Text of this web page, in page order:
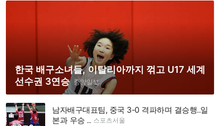
한국 배구소녀들, 이탈리아까지 꺾고 U17 세계
선수권 3연승 중앙일보
남자배구대표팀, 중국 3-0 격파하며 결승행..일
본과 우승 .. 스포츠서울